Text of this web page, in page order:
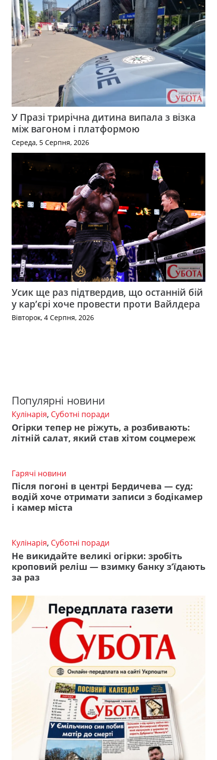
У Празі трирічна дитина випала з візка
між вагоном і платформою
Середа, 5 Серпня, 2026
Усик ще раз підтвердив, що останній бій
у кар’єрі хоче провести проти Вайлдера
Вівторок, 4 Серпня, 2026
Популярні новини
Кулінарія, Суботні поради
Огірки тепер не ріжуть, а розбивають:
літній салат, який став хітом соцмереж
Гарячі новини
Після погоні в центрі Бердичева — суд:
водій хоче отримати записи з бодікамер
і камер міста
Кулінарія, Суботні поради
Не викидайте великі огірки: зробіть
кроповий реліш — взимку банку з’їдають
за раз